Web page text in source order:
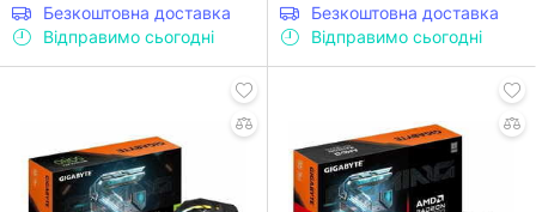
Безкоштовна доставка
Відправимо сьогодні
Безкоштовна доставка
Відправимо сьогодні